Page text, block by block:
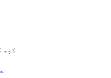
کچھ